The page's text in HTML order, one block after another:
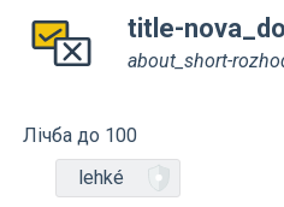
title-
about_short-
Лічба до 100
lehké